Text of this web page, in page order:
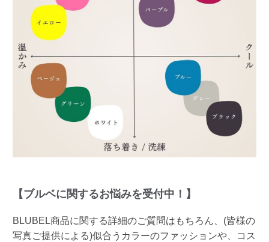
【ブルベに関するお悩みを受付中！】
BLUBEL商品に関する詳細のご質問はもちろん、(皆様の
写真ご提供による)似合うカラーのファッションや、コス